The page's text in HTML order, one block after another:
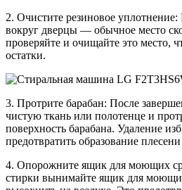
2. Очистите резиновое
вокруг дверцы — обычное место
проверяйте и очищайте это место,
остатки.
3. Протрите барабан: После
чистую ткань или полотенце и
поверхность барабана. Удаление
предотвратить образование
4. Опорожните ящик для моющих
стирки вынимайте ящик для